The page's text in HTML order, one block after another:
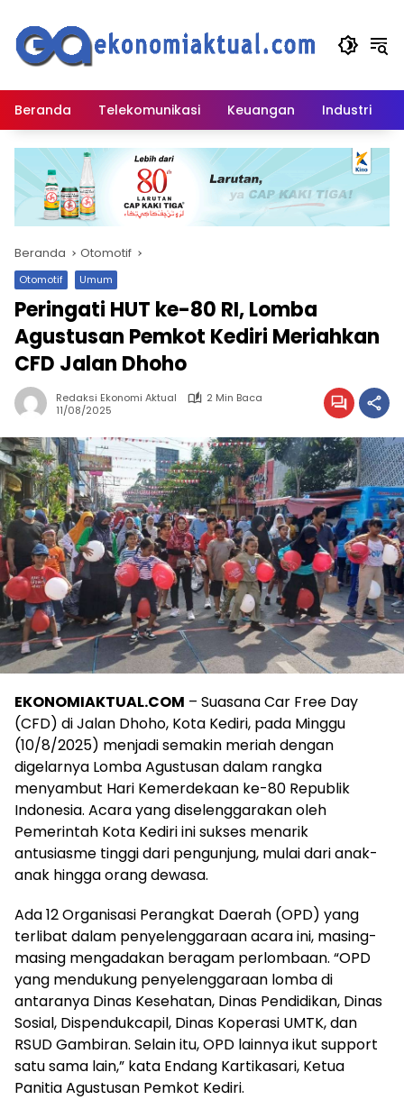
konten
Beranda Telekomunikasi Keuangan Industri
Beranda Otomotif
Otomotif Umum
Peringati HUT ke-80 RI, Lomba
Agustusan Pemkot Kediri Meriahkan
CFD Jalan Dhoho
Redaksi Ekonomi Aktual
2 Min Baca
11/08/2025
EKONOMIAKTUAL.COM – Suasana Car Free Day
(CFD) di Jalan Dhoho, Kota Kediri, pada Minggu
(10/8/2025) menjadi semakin meriah dengan
digelarnya Lomba Agustusan dalam rangka
menyambut Hari Kemerdekaan ke-80 Republik
Indonesia. Acara yang diselenggarakan oleh
Pemerintah Kota Kediri ini sukses menarik
antusiasme tinggi dari pengunjung, mulai dari anak-
anak hingga orang dewasa.
Ada 12 Organisasi Perangkat Daerah (OPD) yang
terlibat dalam penyelenggaraan acara ini, masing-
masing mengadakan beragam perlombaan. “OPD
yang mendukung penyelenggaraan lomba di
antaranya Dinas Kesehatan, Dinas Pendidikan, Dinas
Sosial, Dispendukcapil, Dinas Koperasi UMTK, dan
RSUD Gambiran. Selain itu, OPD lainnya ikut support
satu sama lain,” kata Endang Kartikasari, Ketua
Panitia Agustusan Pemkot Kediri.